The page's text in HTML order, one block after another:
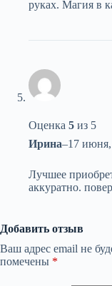
руках. Магия в
Оценка 5 из 5
Ирина–17
Лучшее
аккуратно.
Добавить отзыв
Ваш адрес email не
помечены *